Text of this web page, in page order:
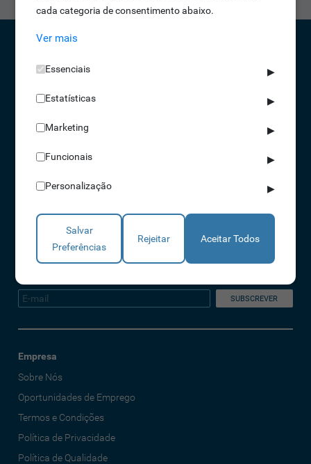
CONTACTOS
NORTE 229 428 790 | SUL 210 131 427
info@idonic.com
A IDONIC assegura que os dados fornecidos são apenas tratados pela
empresa, de forma segura e confidencial. Mais informações referentes à
Política de Privacidade
Empresa
Sobre Nós
Oportunidades de Emprego
Termos e Condições
Política de Privacidade
Política de Qualidade
cada categoria de consentimento abaixo.
Ver mais
Essenciais ▶
Estatísticas ▶
Marketing ▶
Funcionais ▶
Personalização ▶
Salvar
Preferências
Rejeitar Aceitar Todos